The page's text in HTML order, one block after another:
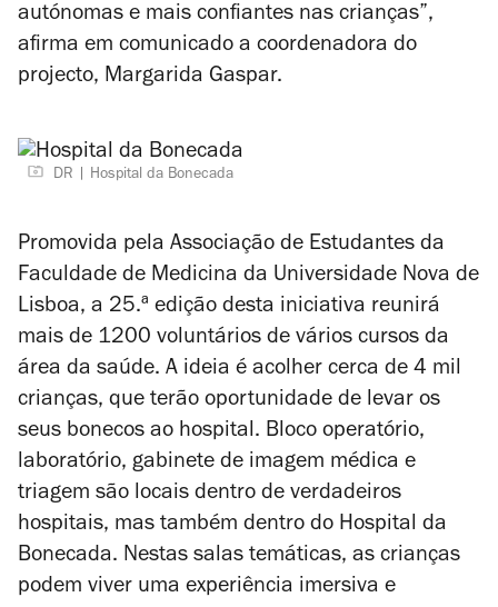
autónomas e mais confiantes nas crianças”,
afirma em comunicado a coordenadora do
projecto, Margarida Gaspar.
DR Hospital da Bonecada
Promovida pela Associação de Estudantes da
Faculdade de Medicina da Universidade Nova de
Lisboa, a 25.ª edição desta iniciativa reunirá
mais de 1200 voluntários de vários cursos da
área da saúde. A ideia é acolher cerca de 4 mil
crianças, que terão oportunidade de levar os
seus bonecos ao hospital. Bloco operatório,
laboratório, gabinete de imagem médica e
triagem são locais dentro de verdadeiros
hospitais, mas também dentro do Hospital da
Bonecada. Nestas salas temáticas, as crianças
podem viver uma experiência imersiva e